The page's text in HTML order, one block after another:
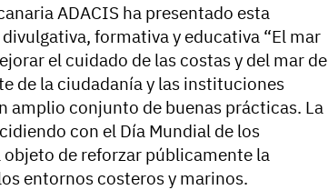
ADACIS ha presentado esta
formativa y educativa “El mar
el cuidado de las costas y del mar de
de la ciudadanía y las instituciones
amplio conjunto de buenas prácticas. La
con el Día Mundial de los
objeto de reforzar públicamente la
entornos costeros y marinos.